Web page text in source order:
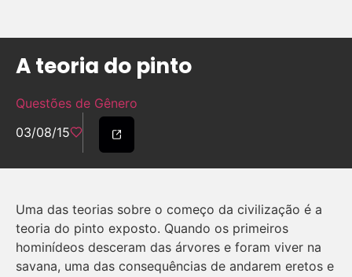
A teoria do pinto
Questões de Gênero
03/08/15
Uma das teorias sobre o começo da civilização é a
teoria do pinto exposto. Quando os primeiros
hominídeos desceram das árvores e foram viver na
savana, uma das consequências de andarem eretos e